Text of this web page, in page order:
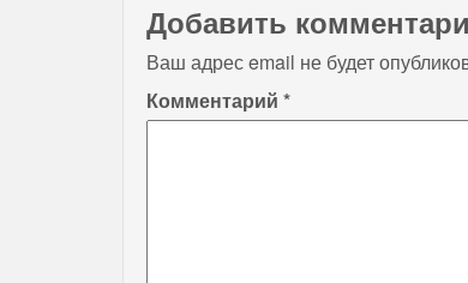
Добавить
Ваш адрес email не будет
Комментарий *